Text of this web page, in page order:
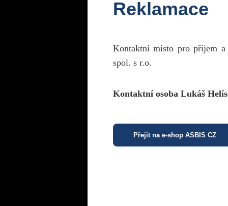
Reklamace
Kontaktní místo pro příjem
spol. s r.o.
Kontaktní osoba Lukáš
Přejít na e-shop ASBIS CZ